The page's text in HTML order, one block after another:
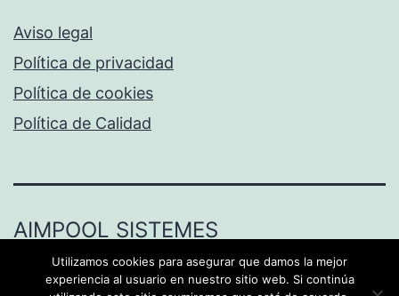
Aviso legal
Política de privacidad
Política de cookies
Política de Calidad
AIMPOOL SISTEMES
Funciona gracias aWordPress.
Utilizamos cookies para asegurar que damos la mejor
experiencia al usuario en nuestro sitio web. Si continúa